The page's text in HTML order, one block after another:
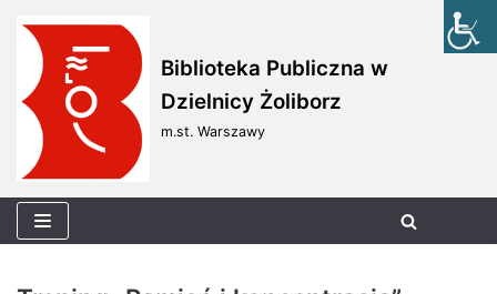
Skocz
do
treści
Biblioteka Publiczna w
Dzielnicy Żoliborz
m.st. Warszawy